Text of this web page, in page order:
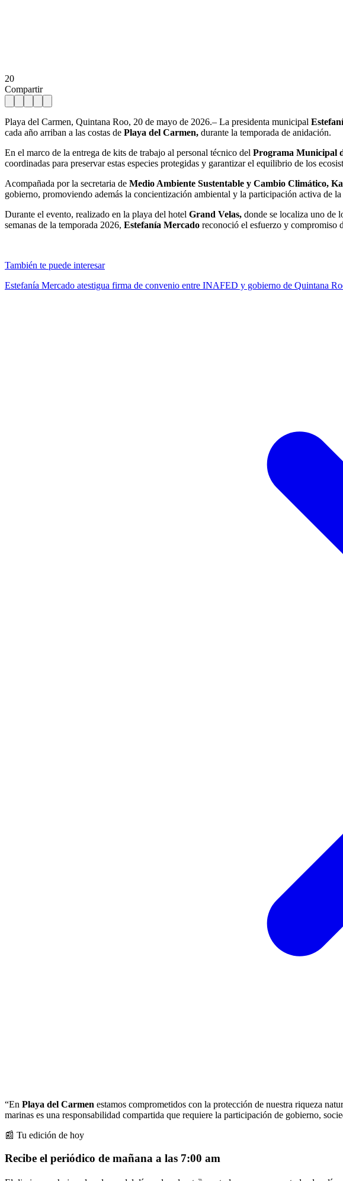
20
Compartir
Playa del Carmen, Quintana Roo, 20 de mayo de 2026.– La presidenta municipal
cada año arriban a las costas de Playa del Carmen, durante la temporada de anidación.
En el marco de la entrega de kits de trabajo al personal técnico del Programa Municipal
coordinadas para preservar estas especies protegidas y garantizar el equilibrio de los
Acompañada por la secretaria de Medio Ambiente Sustentable y Cambio Climático,
gobierno, promoviendo además la concientización ambiental y la participación activa de
Durante el evento, realizado en la playa del hotel Grand Velas, donde se localiza uno de
semanas de la temporada 2026, Estefanía Mercado reconoció el esfuerzo y compromiso
También te puede interesar
Estefanía Mercado atestigua firma de convenio entre INAFED y gobierno de Quintana
“En Playa del Carmen estamos comprometidos con la protección de nuestra riqueza
marinas es una responsabilidad compartida que requiere la participación de gobierno,
📰 Tu edición de hoy
Recibe el periódico de mañana a las 7:00 am